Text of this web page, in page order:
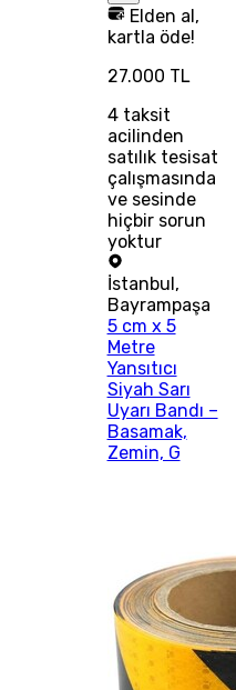
Elden al,
kartla öde!
27.000 TL
4taksit
acilinden
satılık tesisat
çalışmasında
ve sesinde
hiçbir sorun
yoktur
İstanbul,
Bayrampaşa
5 cm x 5
Metre
Yansıtıcı
Siyah Sarı
Uyarı Bandı –
Basamak,
Zemin, G